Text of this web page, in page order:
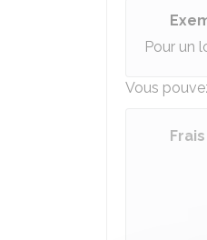
Pour un
Vous